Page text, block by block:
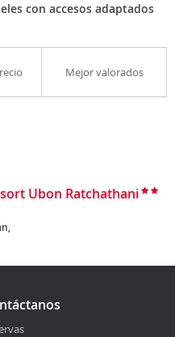
con accesos adaptados
Mejor valorados
Ubon Ratchathani